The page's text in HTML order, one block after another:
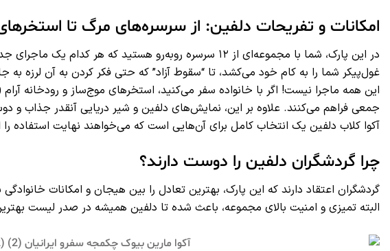
امکانات و تفریحات دلفین: از سرسره‌های مرگ تا
در این پارک، شما با مجموعه‌ای از ۱۲ سرسره روبه‌رو هستید که
غول‌پیکر شما را به کام خود می‌کشد، تا “سقوط آزاد” که حتی فکر کردن به آن لرزه
جمعی فراهم می‌کنند. علاوه بر این، نمایش‌های دلفین و شیر دریایی آنقدر جذاب
آکوا کلاب دلفین یک انتخاب کامل برای آن‌هایی است که می‌خواهند نهایت استفاده را
چرا گردشگران دلفین را دوست دارند؟
گردشگران اعتقاد دارند که این پارک، بهترین تعادل را بین هیجان و امکانات
البته تمیزی و امنیت بالای مجموعه، باعث شده تا دلفین همیشه در صدر لیست